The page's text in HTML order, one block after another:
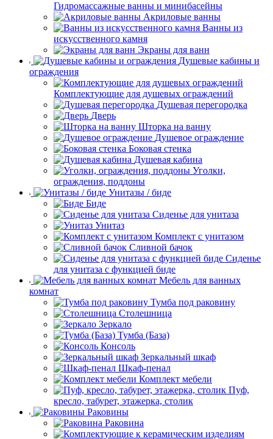
Гидромассажные ванны и минибасейны
Акриловые ванны
Ванны из
искусственного камня
Экраны для ванн
Душевые кабины и
ограждения
Комплектующие для душевых ограждений
Душевая перегородка
Дверь
Шторка на ванну
Душевое ограждение
Боковая стенка
Душевая кабина
Уголки,
ограждения, поддоны
Унитазы / биде
Биде
Сиденье для унитаза
Унитаз
Комплект с унитазом
Сливной бачок
Сиденье
для унитаза с функцией биде
Мебель для ванных
комнат
Тумба под раковину
Столешница
Зеркало
Тумба (База)
Консоль
Зеркальный шкаф
Шкаф-пенал
Комплект мебели
Пуф,
кресло, табурет, этажерка, столик
Раковины
Раковина